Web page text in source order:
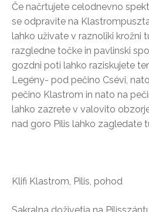
Če načrtujete celodnevno
se odpravite na
lahko uživate v raznoliki krožni
razgledne točke in pavlinski
gozdni poti lahko raziskujete
Legény- pod pečino Csévi,
pečino Klastrom in nato na
lahko zazrete v valovito
nad goro Pilis lahko zagledate
Klifi Klastrom, Pilis, pohod
Sakralna doživetja na